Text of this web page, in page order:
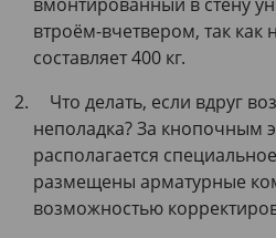
втроём-вчетвером, так
составляет 400 кг.
Что делать, если вдруг
неполадка? За кнопочным
располагается
размещены арматурные
возможностью